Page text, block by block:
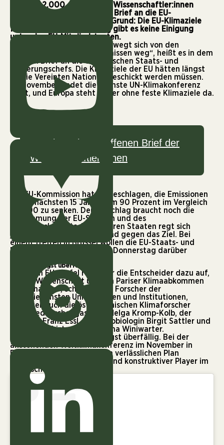
Mehr als 2.000 europäische Wissenschaftler:innen
haben sich in einem offenen Brief an die EU-
Regierungen gewandt. Der Grund: Die EU-Klimaziele
für 2035 und 2040. Bislang gibt es keine Einigung
unter den EU-Mitgliedstaaten.
„Die politische Diskussion bewegt sich von den
wissenschaftlichen Erkenntnissen weg“, heißt es in dem
offenen Brief an die europäischen Staats- und
Regierungschefs. Die Klimaziele der EU hätten längst
an die Vereinten Nationen geschickt werden müssen.
Im November findet die nächste UN-Klimakonferenz
statt, und Europa steht bisher ohne feste Klimaziele da.
Zum kompletten offenen Brief der
Wissenschaftler:innen
Die EU-Kommission hat vorgeschlagen, die Emissionen
in den nächsten 15 Jahren um 90 Prozent im Vergleich
zu 1990 zu senken. Der Vorschlag braucht noch die
Zustimmung der EU-Staaten und des
Europaparlaments. In mehreren Staaten regt sich
jedoch deutlicher Widerstand gegen das Ziel. Bei
einem Treffen in Brüssel wollen die EU-Staats- und
Regierungschefs an diesem Donnerstag darüber
Klimaziel längst überfällig
„Vor dem EU-Gipfel rufen wir die Entscheider dazu auf,
an der Wissenschaft und am Pariser Klimaabkommen
festzuhalten“, schreiben die Forscher der
verschiedensten Universitäten und Institutionen,
darunter auch die österreichischen Klimaforscher
Gottfried Kirchengast und Helga Kromp-Kolb, der
Ökologe Franz Essl, die Mikrobiologin Birgit Sattler und
die Umwelthistorikerin Verena Winiwarter.
Das Klimaziel der EU sei längst überfällig. Bei der
anstehenden Weltklimakonferenz im November in
Brasilien müsse die EU einen verlässlichen Plan
mitbringen und als starker und konstruktiver Player im
Klimaschutz auftreten.